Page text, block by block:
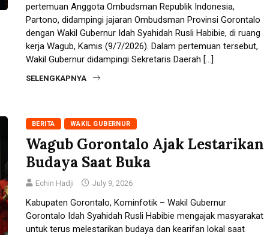
pertemuan Anggota Ombudsman Republik Indonesia,
Partono, didampingi jajaran Ombudsman Provinsi Gorontalo
dengan Wakil Gubernur Idah Syahidah Rusli Habibie, di ruang
kerja Wagub, Kamis (9/7/2026). Dalam pertemuan tersebut,
Wakil Gubernur didampingi Sekretaris Daerah […]
SELENGKAPNYA
BERITA WAKIL GUBERNUR
Wagub Gorontalo Ajak Lestarikan
Budaya Saat Buka
Echin Hadji July 9, 2026
Kabupaten Gorontalo, Kominfotik – Wakil Gubernur
Gorontalo Idah Syahidah Rusli Habibie mengajak masyarakat
untuk terus melestarikan budaya dan kearifan lokal saat